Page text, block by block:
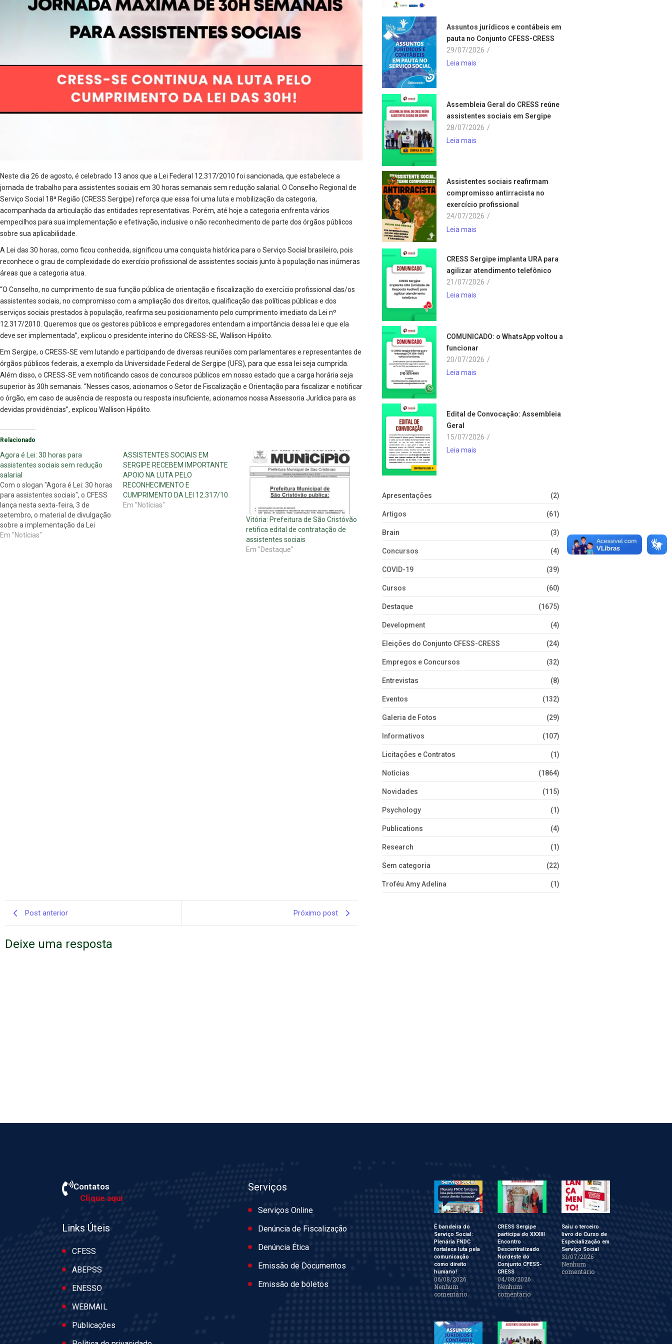
Neste dia 26 de agosto, é celebrado 13 anos que a Lei Federal 12.317/2010 foi sancionada, que estabelece a
jornada de trabalho para assistentes sociais em 30 horas semanais sem redução salarial. O Conselho Regional de
Serviço Social 18ª Região (CRESS Sergipe) reforça que essa foi uma luta e mobilização da categoria,
acompanhada da articulação das entidades representativas. Porém, até hoje a categoria enfrenta vários
empecilhos para sua implementação e efetivação, inclusive o não reconhecimento de parte dos órgãos públicos
sobre sua aplicabilidade.
A Lei das 30 horas, como ficou conhecida, significou uma conquista histórica para o Serviço Social brasileiro, pois
reconhece o grau de complexidade do exercício profissional de assistentes sociais junto à população nas inúmeras
áreas que a categoria atua.
“O Conselho, no cumprimento de sua função pública de orientação e fiscalização do exercı́cio profissional das/os
assistentes sociais, no compromisso com a ampliação dos direitos, qualificação das políticas públicas e dos
serviços sociais prestados à população, reafirma seu posicionamento pelo cumprimento imediato da Lei nº
12.317/2010. Queremos que os gestores públicos e empregadores entendam a importância dessa lei e que ela
deve ser implementada”, explicou o presidente interino do CRESS-SE, Wallison Hipólito.
Em Sergipe, o CRESS-SE vem lutando e participando de diversas reuniões com parlamentares e representantes de
órgãos públicos federais, a exemplo da Universidade Federal de Sergipe (UFS), para que essa lei seja cumprida.
Além disso, o CRESS-SE vem notificando casos de concursos públicos em nosso estado que a carga horária seja
superior às 30h semanais. “Nesses casos, acionamos o Setor de Fiscalização e Orientação para fiscalizar e notificar
o órgão, em caso de ausência de resposta ou resposta insuficiente, acionamos nossa Assessoria Jurídica para as
devidas providências”, explicou Wallison Hipólito.
Relacionado
Agora é Lei: 30 horas para
assistentes sociais sem redução
salarial
Com o slogan "Agora é Lei: 30 horas
para assistentes sociais", o CFESS
lança nesta sexta-feira, 3 de
setembro, o material de divulgação
sobre a implementação da Lei
12.317, de 26 de agosto de 2010,
Em "Notícias"
ASSISTENTES SOCIAIS EM
SERGIPE RECEBEM IMPORTANTE
APOIO NA LUTA PELO
RECONHECIMENTO E
CUMPRIMENTO DA LEI 12.317/10
Em "Notícias"
Vitória: Prefeitura de São Cristóvão
retifica edital de contratação de
assistentes sociais
Em "Destaque"
Assuntos jurídicos e contábeis em
pauta no Conjunto CFESS-CRESS
29/07/2026 /
Leia mais
Assembleia Geral do CRESS reúne
assistentes sociais em Sergipe
28/07/2026 /
Leia mais
Assistentes sociais reafirmam
compromisso antirracista no
exercício profissional
24/07/2026 /
Leia mais
CRESS Sergipe implanta URA para
agilizar atendimento telefônico
21/07/2026 /
Leia mais
COMUNICADO: o WhatsApp voltou a
funcionar
20/07/2026 /
Leia mais
Edital de Convocação: Assembleia
Geral
15/07/2026 /
Leia mais
Apresentações (2)
Artigos (61)
Brain (3)
Concursos (4)
COVID-19 (39)
Cursos (60)
Destaque (1675)
Development (4)
Eleições do Conjunto CFESS-CRESS (24)
Empregos e Concursos (32)
Entrevistas (8)
Eventos (132)
Galeria de Fotos (29)
Informativos (107)
Licitações e Contratos (1)
Notícias (1864)
Novidades (115)
Psychology (1)
Publications (4)
Research (1)
Sem categoria (22)
Troféu Amy Adelina (1)
Post anterior Próximo post
Deixe uma resposta
Contatos
Clique aqui
Links Úteis
CFESS
ABEPSS
ENESSO
WEBMAIL
Publicações
Serviços
Serviços Online
Denúncia de Fiscalização
Denúncia Ética
Emissão de Documentos
Emissão de boletos
É bandeira do
Serviço Social:
Plenária FNDC
fortalece luta pela
comunicação
como direito
humano!
06/08/2026
Nenhum
comentário
CRESS Sergipe
participa do XXXIII
Encontro
Descentralizado
Nordeste do
Conjunto CFESS-
CRESS
04/08/2026
Nenhum
comentário
Saiu o terceiro
livro do Curso de
Especialização em
Serviço Social
31/07/2026
Nenhum
comentário